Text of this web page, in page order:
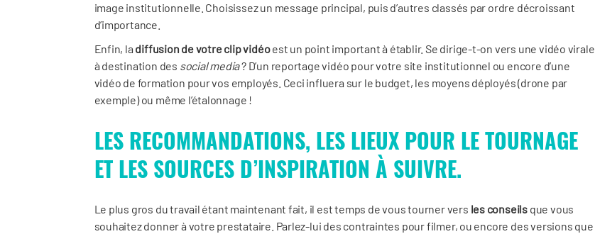
image institutionnelle. Choisissez un message principal, puis d’autres classés par ordre décroissant
d’importance.
Enfin, la diffusion de votre clip vidéoest un point important à établir. Se dirige-t-on vers une vidéo virale
à destination des social media? D’un reportage vidéo pour votre site institutionnel ou encore d’une
vidéo de formation pour vos employés. Ceci influera sur le budget, les moyens déployés (drone par
exemple) ou même l’étalonnage !
LES RECOMMANDATIONS, LES LIEUX POUR LE TOURNAGE
ET LES SOURCES D’INSPIRATION À SUIVRE.
Le plus gros du travail étant maintenant fait, il est temps de vous tourner vers les conseilsque vous
souhaitez donner à votre prestataire. Parlez-lui des contraintes pour filmer, ou encore des versions que